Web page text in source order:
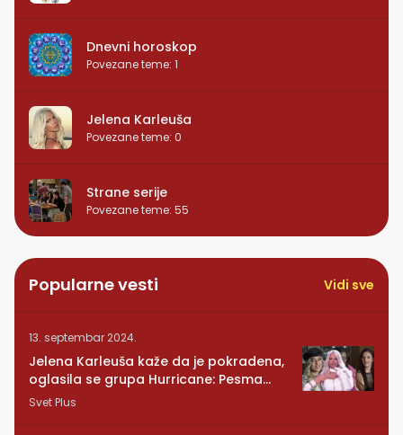
Dnevni horoskop
Povezane teme: 1
Jelena Karleuša
Povezane teme: 0
Strane serije
Povezane teme: 55
Popularne vesti Vidi sve
13. septembar 2024.
Jelena Karleuša kaže da je pokradena,
oglasila se grupa Hurricane: Pesma
RUNDE je naša!
Svet Plus